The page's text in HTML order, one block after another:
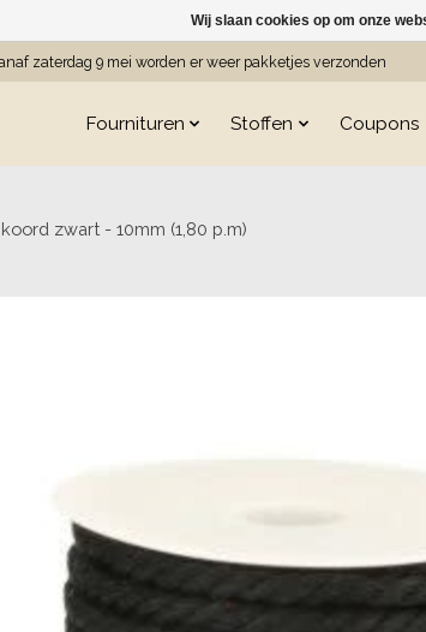
zaterdag 9 mei worden er weer pakketjes verzonden
Fournituren Stoffen Coupons
zwart - 10mm (1,80 p.m)
Wij slaan cookies op om onze